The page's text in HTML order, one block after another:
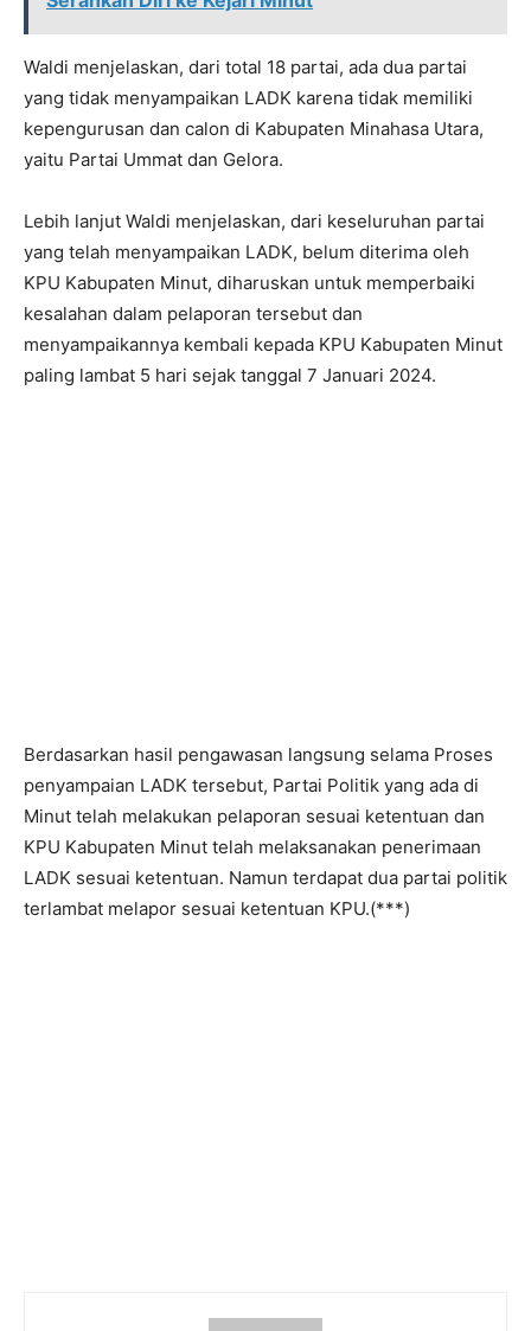
Waldi menjelaskan, dari total 18 partai, ada dua partai
yang tidak menyampaikan LADK karena tidak memiliki
kepengurusan dan calon di Kabupaten Minahasa Utara,
yaitu Partai Ummat dan Gelora.
Lebih lanjut Waldi menjelaskan, dari keseluruhan partai
yang telah menyampaikan LADK, belum diterima oleh
KPU Kabupaten Minut, diharuskan untuk memperbaiki
kesalahan dalam pelaporan tersebut dan
menyampaikannya kembali kepada KPU Kabupaten Minut
paling lambat 5 hari sejak tanggal 7 Januari 2024.
Berdasarkan hasil pengawasan langsung selama Proses
penyampaian LADK tersebut, Partai Politik yang ada di
Minut telah melakukan pelaporan sesuai ketentuan dan
KPU Kabupaten Minut telah melaksanakan penerimaan
LADK sesuai ketentuan. Namun terdapat dua partai politik
terlambat melapor sesuai ketentuan KPU.(***)